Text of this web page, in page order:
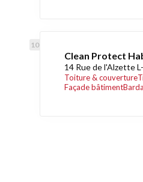
Clean Protect
14 Rue de l'Alzette
Toiture & couverture
Façade bâtiment